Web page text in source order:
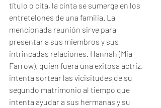
título o cita, la cinta se sumerge en los
entretelones de una familia. La
mencionada reunión sirve para
presentar a sus miembros y sus
intrincadas relaciones. Hannah (Mia
Farrow), quien fuera una exitosa actriz,
intenta sortear las vicisitudes de su
segundo matrimonio al tiempo que
intenta ayudar a sus hermanas y su